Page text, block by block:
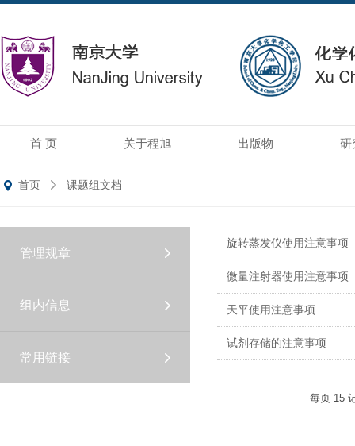
首 页 关于程旭 出版物 研
首页 课题组文档
管理规章
组内信息
常用链接
旋转蒸发仪使用注意事项
微量注射器使用注意事项
天平使用注意事项
试剂存储的注意事项
每页 15